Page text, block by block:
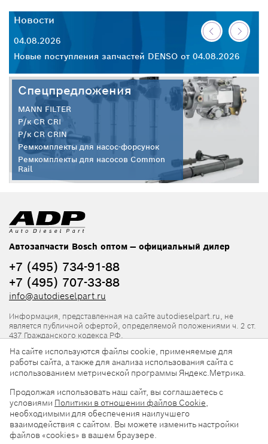
Новости
04.08.2026
Новые поступления запчастей DENSO от 04.08.2026
Спецпредложения
MANN FILTER
Р/к CR CRI
Р/к CR CRIN
Ремкомплекты для насос-форсунок
Ремкомплекты для насосов Common
Rail
Автозапчасти Bosch оптом — официальный дилер
+7 (495) 734-91-88
+7 (495) 707-33-88
info@autodieselpart.ru
Информация, представленная на сайте autodieselpart.ru, не
является публичной офертой, определяемой положениями ч. 2 ст.
437 Гражданского кодекса РФ.
Нормативная документация
ADP в социальных сетях
На сайте используются файлы cookie, применяемые для
работы сайта, а также для анализа использования сайта с
использованием метрической программы Яндекс.Метрика.
Продолжая использовать наш сайт, вы соглашаетесь с
условиями Политики в отношении файлов Cookie,
необходимыми для обеспечения наилучшего
взаимодействия с сайтом. Вы можете изменить настройки
файлов «cookies» в вашем браузере.